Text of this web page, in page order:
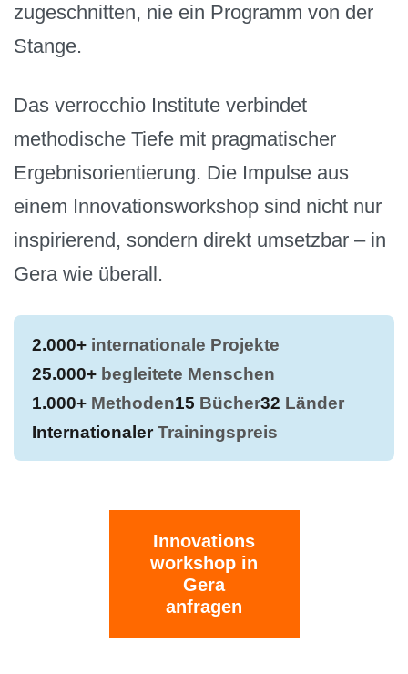
zugeschnitten, nie ein Programm von der
Stange.
Das verrocchio Institute verbindet
methodische Tiefe mit pragmatischer
Ergebnisorientierung. Die Impulse aus
einem Innovationsworkshop sind nicht nur
inspirierend, sondern direkt umsetzbar – in
Gera wie überall.
2.000+ internationale Projekte
25.000+ begleitete Menschen
1.000+ Methoden15 Bücher32 Länder
InternationalerTrainingspreis
Innovations
workshop in
Gera
anfragen